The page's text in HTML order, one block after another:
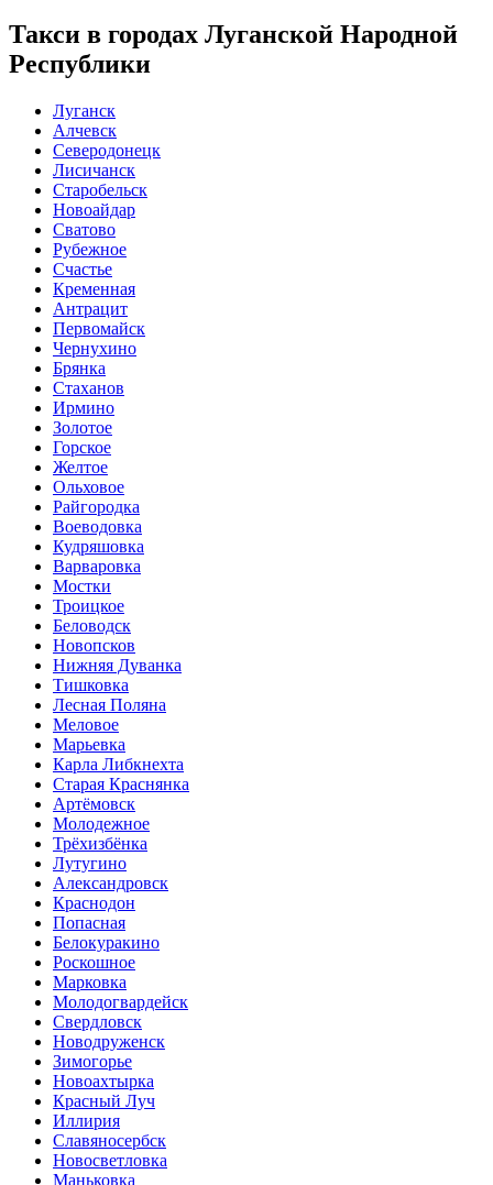
Такси в городах Луганской Народной
Республики
Луганск
Алчевск
Северодонецк
Лисичанск
Старобельск
Новоайдар
Сватово
Рубежное
Счастье
Кременная
Антрацит
Первомайск
Чернухино
Брянка
Стаханов
Ирмино
Золотое
Горское
Желтое
Ольховое
Райгородка
Воеводовка
Кудряшовка
Варваровка
Мостки
Троицкое
Беловодск
Новопсков
Нижняя Дуванка
Тишковка
Лесная Поляна
Меловое
Марьевка
Карла Либкнехта
Старая Краснянка
Артёмовск
Молодежное
Трёхизбёнка
Лутугино
Александровск
Краснодон
Попасная
Белокуракино
Роскошное
Марковка
Молодогвардейск
Свердловск
Новодруженск
Зимогорье
Новоахтырка
Красный Луч
Иллирия
Славяносербск
Новосветловка
Маньковка